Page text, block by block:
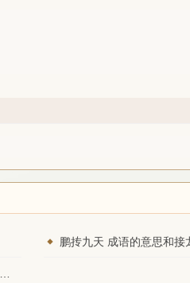
鹏抟九天 成语的意思和接